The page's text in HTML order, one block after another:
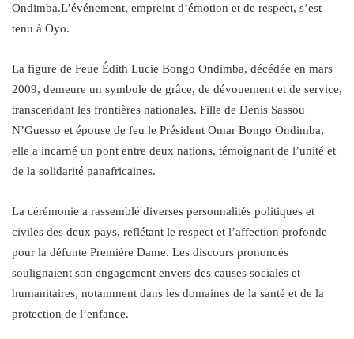
Ondimba.L’événement, empreint d’émotion et de respect, s’est
tenu à Oyo.
La figure de Feue Édith Lucie Bongo Ondimba, décédée en mars
2009, demeure un symbole de grâce, de dévouement et de service,
transcendant les frontières nationales. Fille de Denis Sassou
N’Guesso et épouse de feu le Président Omar Bongo Ondimba,
elle a incarné un pont entre deux nations, témoignant de l’unité et
de la solidarité panafricaines.
La cérémonie a rassemblé diverses personnalités politiques et
civiles des deux pays, reflétant le respect et l’affection profonde
pour la défunte Première Dame. Les discours prononcés
soulignaient son engagement envers des causes sociales et
humanitaires, notamment dans les domaines de la santé et de la
protection de l’enfance.